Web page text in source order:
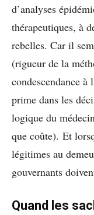
d’analyses
thérapeutiques, à
rebelles. Car il
(rigueur de la
condescendance
prime dans les
logique du
que coûte). Et
légitimes au
gouvernants
Quand les